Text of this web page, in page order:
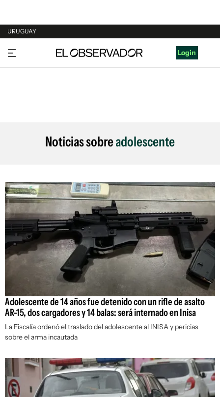
URUGUAY
URUGUAY
ARGENTINA
Login
Noticias sobreadolescente
Adolescente de 14 años fue detenido con un rifle de asalto
AR-15, dos cargadores y 14 balas: será internado en Inisa
La Fiscalía ordenó el traslado del adolescente al INISA y pericias
sobre el arma incautada